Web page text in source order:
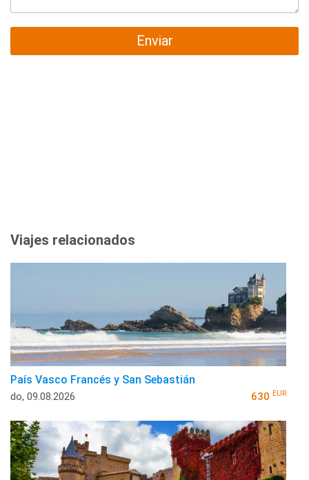
Enviar
Viajes relacionados
País Vasco Francés y San Sebastián
do, 09.08.2026 630 EUR